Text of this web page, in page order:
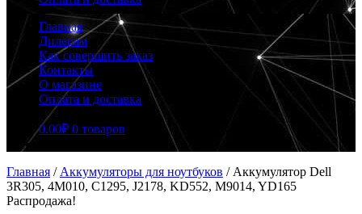
Главная
Дилерам
Как совершить заказ
Контакты
О магазине
Оплата и доставка
0.00₽ 0 товаров
Главная / Аккумуляторы для ноутбуков / Аккумулятор Dell
3R305, 4M010, C1295, J2178, KD552, M9014, YD165
Распродажа!